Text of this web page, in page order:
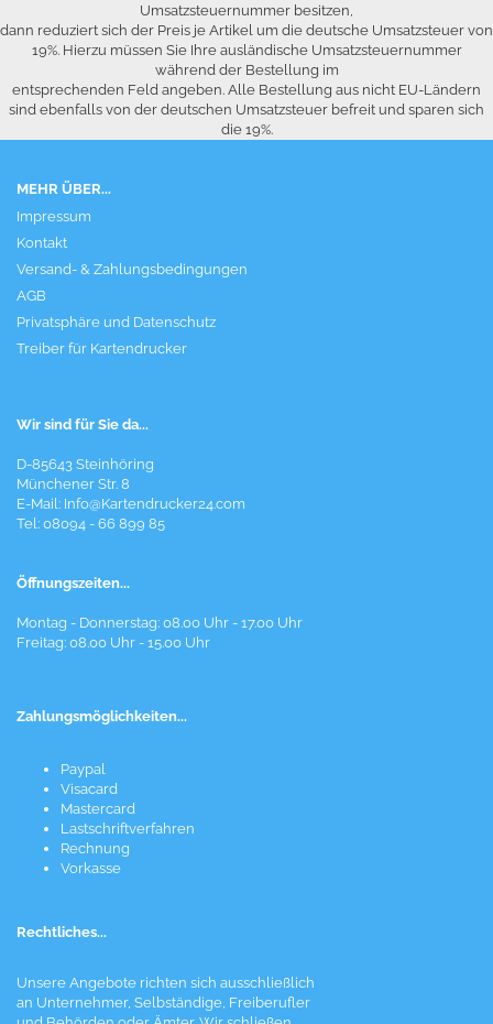
Umsatzsteuernummer besitzen,
dann reduziert sich der Preis je Artikel um die deutsche Umsatzsteuer von
19%. Hierzu müssen Sie Ihre ausländische Umsatzsteuernummer
während der Bestellung im
entsprechenden Feld angeben. Alle Bestellung aus nicht EU-Ländern
sind ebenfalls von der deutschen Umsatzsteuer befreit und sparen sich
die 19%.
MEHR ÜBER...
Impressum
Kontakt
Versand- & Zahlungsbedingungen
AGB
Privatsphäre und Datenschutz
Treiber für Kartendrucker
Wir sind für Sie da...
D-85643 Steinhöring
Münchener Str. 8
E-Mail: Info@Kartendrucker24.com
Tel: 08094 - 66 899 85
Öffnungszeiten...
Montag - Donnerstag: 08.00 Uhr - 17.00 Uhr
Freitag: 08.00 Uhr - 15.00 Uhr
Zahlungsmöglichkeiten...
Paypal
Visacard
Mastercard
Lastschriftverfahren
Rechnung
Vorkasse
Rechtliches...
Unsere Angebote richten sich ausschließlich
an Unternehmer, Selbständige, Freiberufler